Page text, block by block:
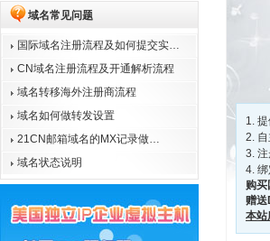
域名常见问题
国际域名注册流程及如何提交实…
CN域名注册流程及开通解析流程
域名转移海外注册商流程
域名如何做转发设置
21CN邮箱域名的MX记录做…
域名状态说明
提
绑
购
赠送
本站